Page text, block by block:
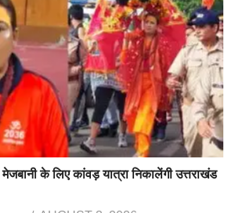
के लिए कांवड़ यात्रा निकालेंगी उत्तराखंड